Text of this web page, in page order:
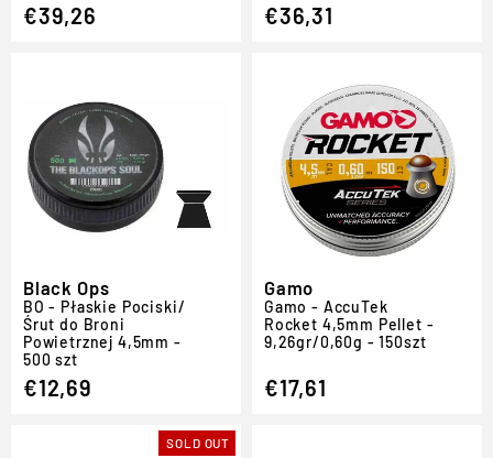
€39,26 €36,31
Black Ops
BO - Płaskie Pociski/
Śrut do Broni
Powietrznej 4,5mm -
500 szt
€12,69
Gamo
Gamo - AccuTek
Rocket 4,5mm Pellet -
9,26gr/0,60g - 150szt
€17,61
SOLD OUT